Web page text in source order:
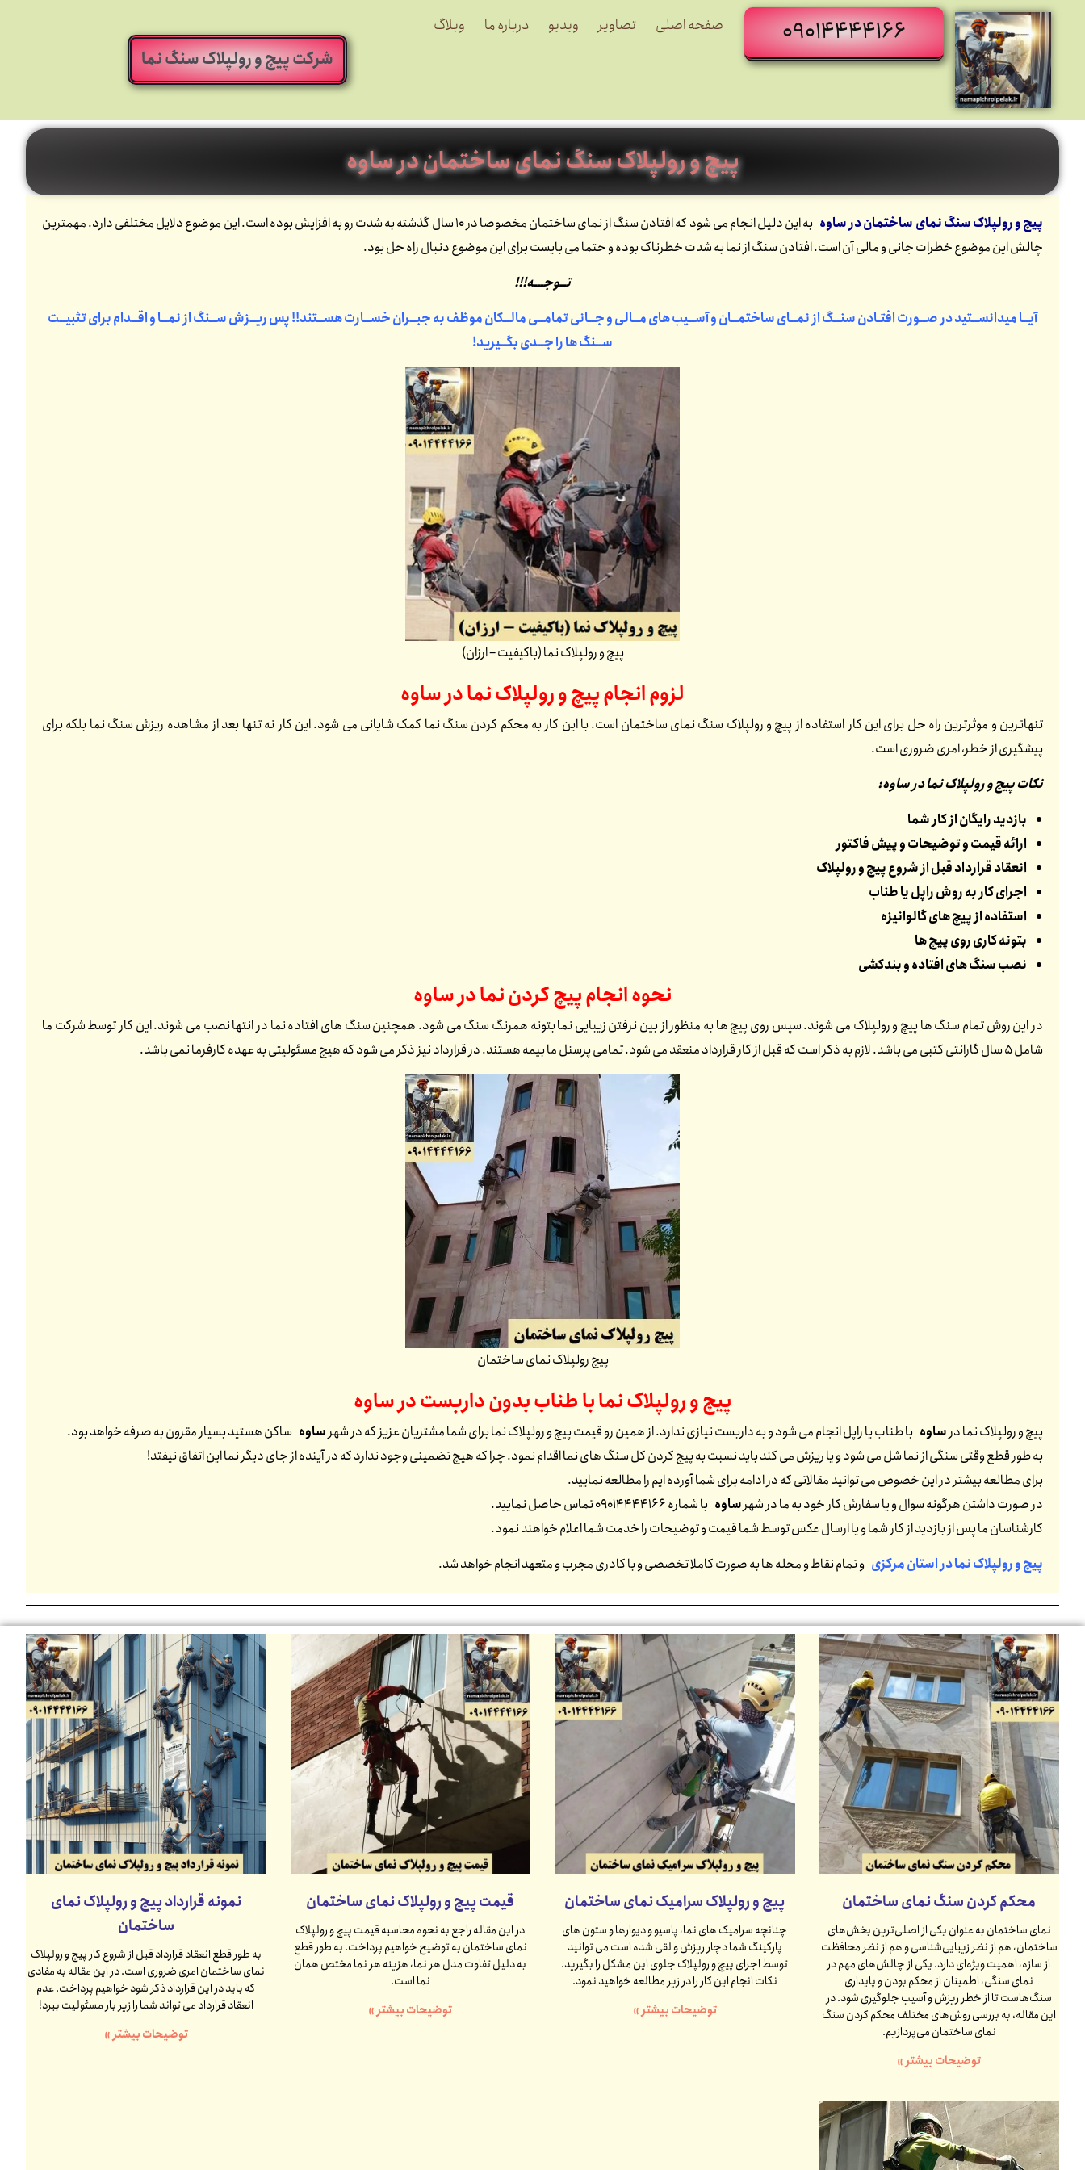
09014444166 صفحه اصلی تصاویر ویدیو درباره ما وبلاگ
شرکت پیچ و رولپلاک سنگ نما
پیچ و رولپلاک سنگ نمای ساختمان در ساوه
پیچ و رولپلاک سنگ نمای ساختمان در ساوه
به این دلیل انجام می شود که افتادن سنگ از نمای ساختمان مخصوصا در 10 سال گذشته به شدت رو به افزایش بوده است. این موضوع دلایل مختلفی دارد. مهمترین
چالش این موضوع خطرات جانی و مالی آن است. افتادن سنگ از نما به شدت خطرناک بوده و حتما می بایست برای این موضوع دنبال راه حل بود.
تــوجـــه!!!
آیــا میدانســتید در صــورت افتـادن سنــگ از نمــای ساختمــان و آســیب های مــالی و جــانی تمامــی مالــکان موظف به جبــران خســارت هســتند!! پس ریــزش ســنگ از نمــا و اقــدام برای تثبیــت
ســنگ ها را جــدی بگــیرید!
پیچ و رولپلاک نما (باکیفیت – ارزان)
لزوم انجام پیچ و رولپلاک نما درساوه
تنهاترین و موثرترین راه حل برای این کار استفاده از پیچ و رولپلاک سنگ نمای ساختمان است. با این کار به محکم کردن سنگ نما کمک شایانی می شود. این کار نه تنها بعد از مشاهده ریزش سنگ نما بلکه برای
پیشگیری از خطر، امری ضروری است.
نکات پیچ و رولپلاک نما در ساوه:
بازدید رایگان از کار شما
ارائه قیمت و توضیحات و پیش فاکتور
انعقاد قرارداد قبل از شروع پیچ و رولپلاک
اجرای کار به روش راپل یا طناب
استفاده از پیچ های گالوانیزه
بتونه کاری روی پیچ ها
نصب سنگ های افتاده و بندکشی
نحوه انجام پیچ کردن نما درساوه
در این روش تمام سنگ ها پیچ و رولپلاک می شوند. سپس روی پیچ ها به منظور از بین نرفتن زیبایی نما بتونه همرنگ سنگ می شود. همچنین سنگ های افتاده نما در انتها نصب می شوند. این کار توسط شرکت ما
شامل 5 سال گارانتی کتبی می باشد. لازم به ذکر است که قبل از کار قرارداد منعقد می شود. تمامی پرسنل ما بیمه هستند. در قرارداد نیز ذکر می شود که هیچ مسئولیتی به عهده کارفرما نمی باشد.
پیچ رولپلاک نمای ساختمان
پیچ و رولپلاک نما با طناب بدون داربست درساوه
پیچ و رولپلاک نما درساوه با طناب یا راپل انجام می شود و به داربست نیازی ندارد. از همین رو قیمت پیچ و رولپلاک نما برای شما مشتریان عزیز که در شهرساوه ساکن هستید بسیار مقرون به صرفه خواهد بود.
به طور قطع وقتی سنگی از نما شل می شود و یا ریزش می کند باید نسبت به پیچ کردن کل سنگ های نما اقدام نمود. چرا که هیچ تضمینی وجود ندارد که در آینده از جای دیگر نما این اتفاق نیفتد!
برای مطالعه بیشتر در این خصوص می توانید مقالاتی که در ادامه برای شما آورده ایم را مطالعه نمایید.
در صورت داشتن هرگونه سوال و یا سفارش کار خود به ما در شهرساوه با شماره 09014444166 تماس حاصل نمایید.
کارشناسان ما پس از بازدید از کار شما و یا ارسال عکس توسط شما قیمت و توضیحات را خدمت شما اعلام خواهند نمود.
پیچ و رولپلاک نما در استان مرکزی و تمام نقاط و محله ها به صورت کاملا تخصصی و با کادری مجرب و متعهد انجام خواهد شد.
محکم کردن سنگ نمای ساختمان
نمای ساختمان به عنوان یکی از اصلی‌ترین بخش‌های
ساختمان، هم از نظر زیبایی‌شناسی و هم از نظر محافظت
از سازه، اهمیت ویژه‌ای دارد. یکی از چالش‌های مهم در
نمای سنگی، اطمینان از محکم بودن و پایداری
سنگ‌هاست تا از خطر ریزش و آسیب جلوگیری شود. در
این مقاله، به بررسی روش‌های مختلف محکم کردن سنگ
نمای ساختمان می‌پردازیم.
توضیحات بیشتر »
پیچ و رولپلاک سرامیک نمای ساختمان
چنانچه سرامیک های نما، پاسیو و دیوارها و ستون های
پارکینگ شما دچار ریزش و لقی شده است می توانید
توسط اجرای پیچ و رولپلاک جلوی این مشکل را بگیرید.
نکات انجام این کار را در زیر مطالعه خواهید نمود.
توضیحات بیشتر »
قیمت پیچ و رولپلاک نمای ساختمان
در این مقاله راجع به نحوه محاسبه قیمت پیچ و رولپلاک
نمای ساختمان به توضیح خواهیم پرداخت. به طور قطع
به دلیل تفاوت مدل هر نما، هزینه هر نما مختص همان
نما است.
توضیحات بیشتر »
نمونه قرارداد پیچ و رولپلاک نمای
ساختمان
به طور قطع انعقاد قرارداد قبل از شروع کار پیچ و رولپلاک
نمای ساختمان امری ضروری است. در این مقاله به مفادی
که باید در این قرارداد ذکر شود خواهیم پرداخت. عدم
انعقاد قرارداد می تواند شما را زیر بار مسئولیت ببرد!
توضیحات بیشتر »